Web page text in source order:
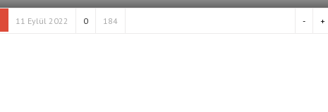
11 Eylül 2022 0 184 +
-